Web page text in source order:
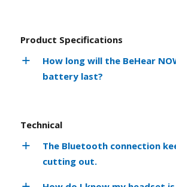
Product Specifications
How long will the BeHear
battery last?
Technical
The Bluetooth connection
cutting out.